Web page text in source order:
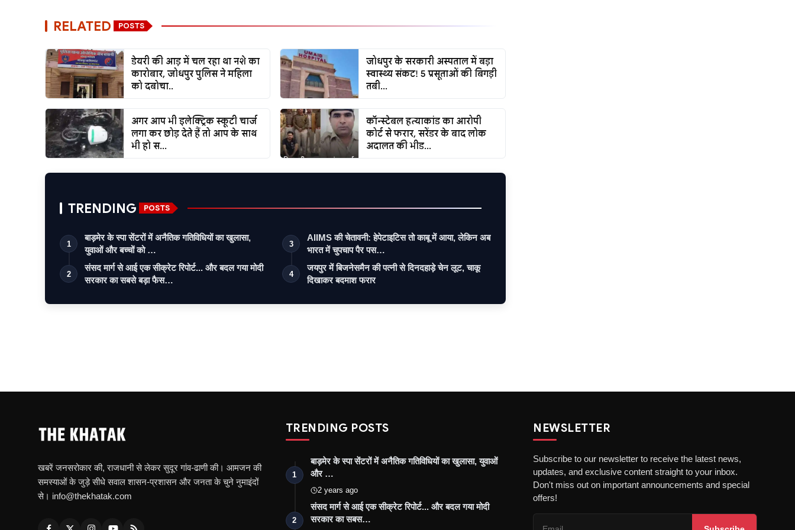
RELATED POSTS
डेयरी की आड़ में चल रहा था नशे का
कारोबार, जोधपुर पुलिस ने महिला
को दबोचा..
जोधपुर के सरकारी अस्पताल में बड़ा
स्वास्थ्य संकट! 5 प्रसूताओं की बिगड़ी
तबी...
अगर आप भी इलेक्ट्रिक स्कूटी चार्ज
लगा कर छोड़ देते हैं तो आप के साथ
भी हो स...
कॉन्स्टेबल हत्याकांड का आरोपी
कोर्ट से फरार, सरेंडर के बाद लोक
अदालत की भीड...
TRENDING POSTS
1
बाड़मेर के स्पा सेंटरों में अनैतिक गतिविधियों का खुलासा,
युवाओं और बच्चों को …
2
संसद मार्ग से आई एक सीक्रेट रिपोर्ट... और बदल गया मोदी
सरकार का सबसे बड़ा फैस…
3
AIIMS की चेतावनी: हेपेटाइटिस तो काबू में आया, लेकिन अब
भारत में चुपचाप पैर पस…
4
जयपुर में बिजनेसमैन की पत्नी से दिनदहाड़े चेन लूट, चाकू
दिखाकर बदमाश फरार
खबरें जनसरोकार की, राजधानी से लेकर सुदूर गांव-ढाणी की। आमजन की
समस्याओं के जुड़े सीधे सवाल शासन-प्रशासन और जनता के चुने नुमाइंदों
से। info@thekhatak.com
TRENDING POSTS
1
बाड़मेर के स्पा सेंटरों में अनैतिक गतिविधियों का खुलासा, युवाओं
और …
2 years ago
2
संसद मार्ग से आई एक सीक्रेट रिपोर्ट... और बदल गया मोदी
सरकार का सबस…
NEWSLETTER
Subscribe to our newsletter to receive the latest news,
updates, and exclusive content straight to your inbox.
Don't miss out on important announcements and special
offers!